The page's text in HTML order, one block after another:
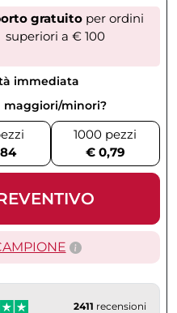
gratuitoper ordini
superiori a € 100
immediata
maggiori/minori?
1000 pezzi
€ 0,79
2411 recensioni